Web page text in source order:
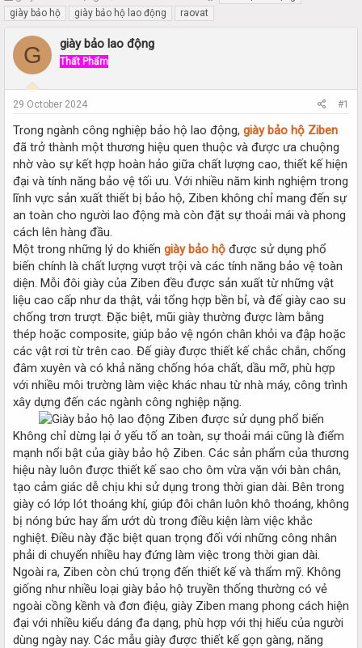
h
r
e
d
a
r
t
e
r
t
a
r
giày bảo hộ
giày bảo hộ lao động raovat
G giày bảo lao động
Thất Phẩm
29 October 2024 #1
Trong ngành công nghiệp bảo hộ lao động, giày bảo hộ Ziben
đã trở thành một thương hiệu quen thuộc và được ưa chuộng
nhờ vào sự kết hợp hoàn hảo giữa chất lượng cao, thiết kế hiện
đại và tính năng bảo vệ tối ưu. Với nhiều năm kinh nghiệm trong
lĩnh vực sản xuất thiết bị bảo hộ, Ziben không chỉ mang đến sự
an toàn cho người lao động mà còn đặt sự thoải mái và phong
cách lên hàng đầu.
Một trong những lý do khiến giày bảo hộ được sử dụng phổ
biến chính là chất lượng vượt trội và các tính năng bảo vệ toàn
diện. Mỗi đôi giày của Ziben đều được sản xuất từ những vật
liệu cao cấp như da thật, vải tổng hợp bền bỉ, và đế giày cao su
chống trơn trượt. Đặc biệt, mũi giày thường được làm bằng
thép hoặc composite, giúp bảo vệ ngón chân khỏi va đập hoặc
các vật rơi từ trên cao. Đế giày được thiết kế chắc chắn, chống
đâm xuyên và có khả năng chống hóa chất, dầu mỡ, phù hợp
với nhiều môi trường làm việc khác nhau từ nhà máy, công trình
xây dựng đến các ngành công nghiệp nặng.
Không chỉ dừng lại ở yếu tố an toàn, sự thoải mái cũng là điểm
mạnh nổi bật của giày bảo hộ Ziben. Các sản phẩm của thương
hiệu này luôn được thiết kế sao cho ôm vừa vặn với bàn chân,
tạo cảm giác dễ chịu khi sử dụng trong thời gian dài. Bên trong
giày có lớp lót thoáng khí, giúp đôi chân luôn khô thoáng, không
bị nóng bức hay ẩm ướt dù trong điều kiện làm việc khắc
nghiệt. Điều này đặc biệt quan trọng đối với những công nhân
phải di chuyển nhiều hay đứng làm việc trong thời gian dài.
Ngoài ra, Ziben còn chú trọng đến thiết kế và thẩm mỹ. Không
giống như nhiều loại giày bảo hộ truyền thống thường có vẻ
ngoài cồng kềnh và đơn điệu, giày Ziben mang phong cách hiện
đại với nhiều kiểu dáng đa dạng, phù hợp với thị hiếu của người
dùng ngày nay. Các mẫu giày được thiết kế gọn gàng, năng